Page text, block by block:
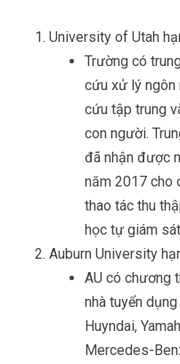
University of Utah
Trường có
cứu xử lý ngôn
cứu tập trung
con người.
đã nhận được
năm 2017 cho
thao tác thu
học tự giám
Auburn University
AU có chương
nhà tuyển
Huyndai,
Mercedes-